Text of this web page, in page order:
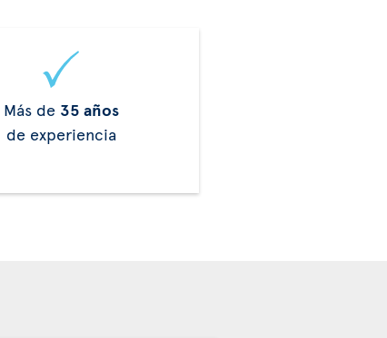
Más de 35 años
de experiencia